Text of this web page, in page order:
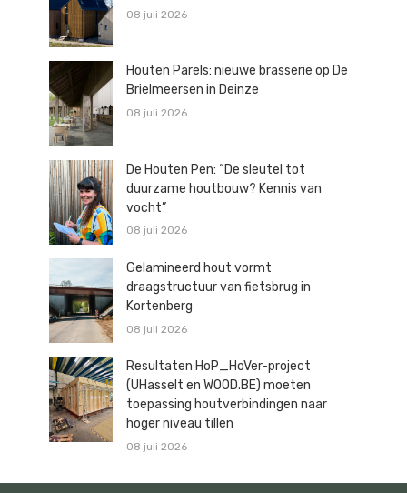
08 juli 2026
Houten Parels: nieuwe brasserie op De
Brielmeersen in Deinze
08 juli 2026
De Houten Pen: “De sleutel tot
duurzame houtbouw? Kennis van
vocht”
08 juli 2026
Gelamineerd hout vormt
draagstructuur van fietsbrug in
Kortenberg
08 juli 2026
Resultaten HoP_HoVer-project
(UHasselt en WOOD.BE) moeten
toepassing houtverbindingen naar
hoger niveau tillen
08 juli 2026